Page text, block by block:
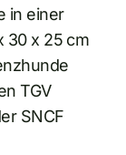
in einer
30 x 25 cm
TGV
SNCF